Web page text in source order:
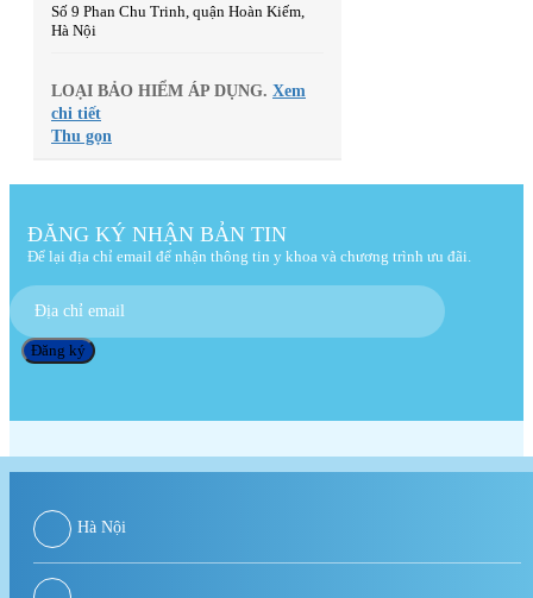
Số 9 Phan Chu Trinh, quận Hoàn Kiếm,
Hà Nội
LOẠI BẢO HIỂM ÁP DỤNG. Xem
chi tiết
Thu gọn
ĐĂNG KÝ NHẬN BẢN TIN
Để lại địa chỉ email để nhận thông tin y khoa và chương trình ưu đãi.
Hà Nội